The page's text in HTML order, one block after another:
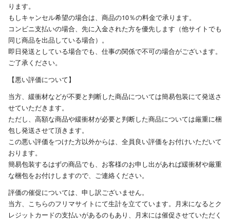
ります。
もしキャンセル希望の場合は、商品の10％の料金で承ります。
コンビニ支払いの場合、先に入金された方を優先します（他サイトでも
同じ商品を出品している場合）。
即日発送としている場合でも、仕事の関係で不可の場合がございます。
ご了承ください。
【悪い評価について】
当方、緩衝材などが不要と判断した商品については簡易包装にて発送さ
せていただきます。
ただし、高額な商品や緩衝材が必要と判断した商品については厳重に梱
包し発送させて頂きます。
この悪い評価をつけた方以外からは、全員良い評価をお付けいただいて
おります。
簡易包装するはずの商品でも、お客様のお申し出があれば緩衝材や厳重
な梱包をお付けしますので、ご連絡ください。
評価の催促については、申し訳ございません。
当方、こちらのフリマサイトにて生計を立てています。月末になるとク
レジットカードの支払いがあるのもあり、月末には催促させていただく